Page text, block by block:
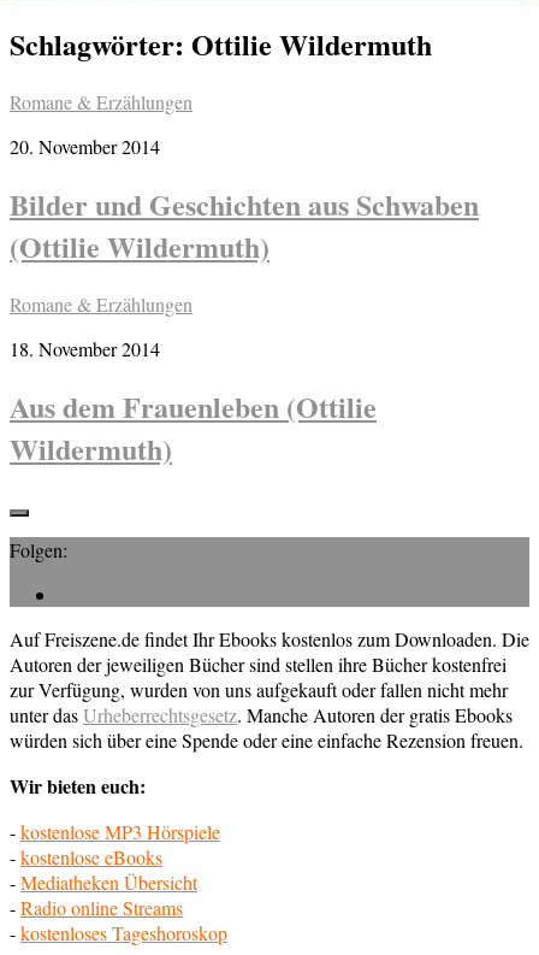
Schlagwörter: Ottilie Wildermuth
Romane & Erzählungen
20. November 2014
Bilder und Geschichten aus Schwaben
(Ottilie Wildermuth)
Romane & Erzählungen
18. November 2014
Aus dem Frauenleben (Ottilie
Wildermuth)
Folgen:
Auf Freiszene.de findet Ihr Ebooks kostenlos zum Downloaden. Die
Autoren der jeweiligen Bücher sind stellen ihre Bücher kostenfrei
zur Verfügung, wurden von uns aufgekauft oder fallen nicht mehr
unter dasUrheberrechtsgesetz. Manche Autoren der gratis Ebooks
würden sich über eine Spende oder eine einfache Rezension freuen.
Wir bieten euch:
-kostenlose MP3 Hörspiele
-kostenlose eBooks
-Mediatheken Übersicht
-Radio online Streams
-kostenloses Tageshoroskop